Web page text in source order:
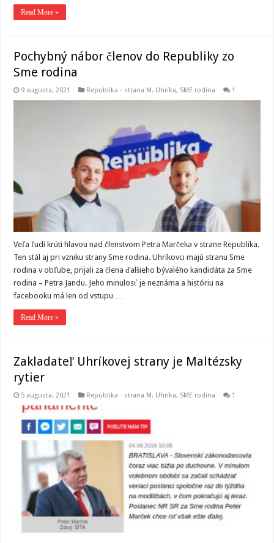
Read More »
Pochybný nábor členov do Republiky zo
Sme rodina
9 augusta, 2021 Republika - strana M. Uhríka, SME rodina 1
Veľa ľudí krúti hlavou nad členstvom Petra Marčeka v strane Republika.
Ten stál aj pri vzniku strany Sme rodina. Uhríkovci majú stranu Sme
rodina v obľube, prijali za člena ďalšieho bývalého kandidáta za Sme
rodina – Petra Jandu. Jeho minulosť je neznáma a históriu na
facebooku má len od vstupu …
Read More »
Zakladateľ Uhríkovej strany je Maltézsky
rytier
5 augusta, 2021 Republika - strana M. Uhríka, SME rodina 1